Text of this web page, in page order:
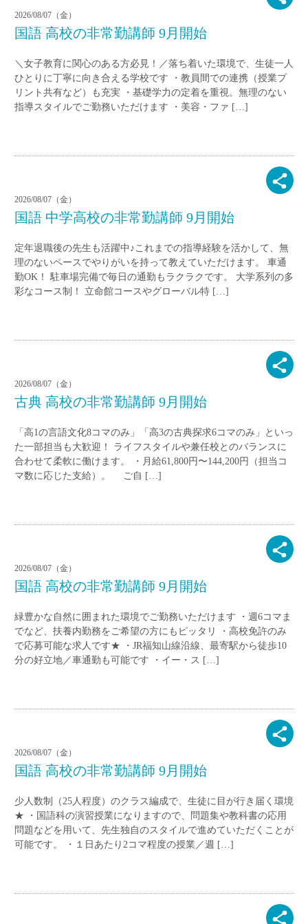
2026/08/07（金）
国語 高校の非常勤講師 9月開始
＼女子教育に関心のある方必見！／落ち着いた環境で、生徒一人
ひとりに丁寧に向き合える学校です ・教員間での連携（授業プ
リント共有など）も充実 ・基礎学力の定着を重視。無理のない
指導スタイルでご勤務いただけます ・美容・ファ […]
2026/08/07（金）
国語 中学高校の非常勤講師 9月開始
定年退職後の先生も活躍中♪これまでの指導経験を活かして、無
理のないペースでやりがいを持って教えていただけます。 車通
勤OK！ 駐車場完備で毎日の通勤もラクラクです。 大学系列の多
彩なコース制！ 立命館コースやグローバル特 […]
2026/08/07（金）
古典 高校の非常勤講師 9月開始
「高1の言語文化8コマのみ」「高3の古典探求6コマのみ」といっ
た一部担当も大歓迎！ ライフスタイルや兼任校とのバランスに
合わせて柔軟に働けます。 ・月給61,800円〜144,200円（担当コ
マ数に応じた支給）。 ご自 […]
2026/08/07（金）
国語 高校の非常勤講師 9月開始
緑豊かな自然に囲まれた環境でご勤務いただけます ・週6コマま
でなど、扶養内勤務をご希望の方にもピッタリ ・高校免許のみ
で応募可能な求人です★ ・JR福知山線沿線、最寄駅から徒歩10
分の好立地／車通勤も可能です ・イー・ス […]
2026/08/07（金）
国語 高校の非常勤講師 9月開始
少人数制（25人程度）のクラス編成で、生徒に目が行き届く環境
★ ・国語科の演習授業になりますので、問題集や教科書の応用
問題などを用いて、先生独自のスタイルで進めていただくことが
可能です。 ・１日あたり2コマ程度の授業／週 […]